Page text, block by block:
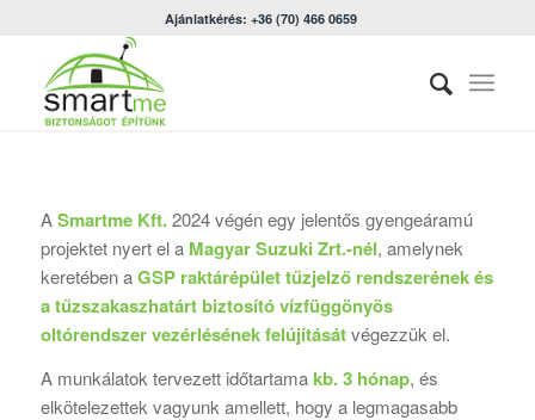
Ajánlatkérés: +36 (70) 466 0659
ASmartme Kft.2024 végén egy jelentős gyengeáramú
projektet nyert el a Magyar Suzuki Zrt.-nél, amelynek
keretében aGSP raktárépület tűzjelző rendszerének és
a tűzszakaszhatárt biztosító vízfüggönyös
oltórendszer vezérlésének felújításátvégezzük el.
A munkálatok tervezett időtartama kb. 3 hónap, és
elkötelezettek vagyunk amellett, hogy a legmagasabb